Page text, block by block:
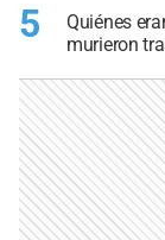
5
Quiénes
murieron